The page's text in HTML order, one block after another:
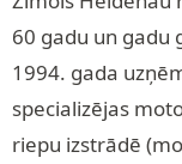
60 gadu un gadu
1994. gada
specializējas
riepu izstrādē